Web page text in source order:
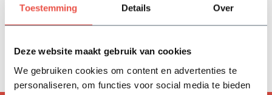
Toestemming Details Over
Deze website maakt gebruik van cookies
We gebruiken cookies om content en advertenties te
personaliseren, om functies voor social media te bieden
Delen